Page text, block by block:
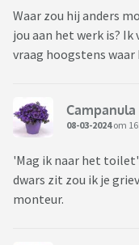
Waar zou hij anders
jou aan het werk is?
vraag hoogstens
Campanula
08-03-2024om
'Mag ik naar het
dwars zit zou ik je
monteur.